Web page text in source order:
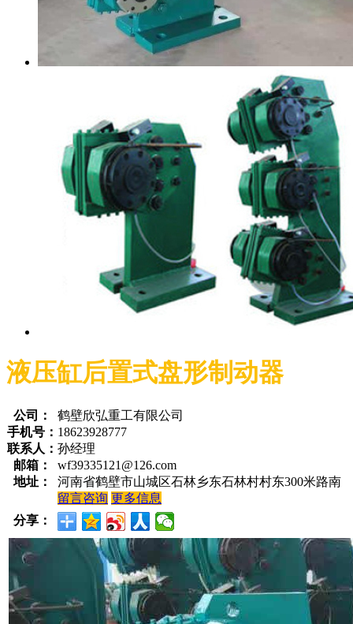
液压缸后置式盘形制动器
公司：
鹤壁欣弘重工有限公司
手机号： 18623928777
联系人： 孙经理
邮箱：
wf39335121@126.com
地址：
河南省鹤壁市山城区石林乡东石林村村东300米路南
留言咨询 更多信息
分享：